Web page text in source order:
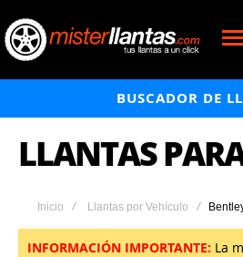
BUSCADOR DE
LLANTAS
Inicio Llantas por Vehículo
INFORMACIÓN IMPORTANTE: La